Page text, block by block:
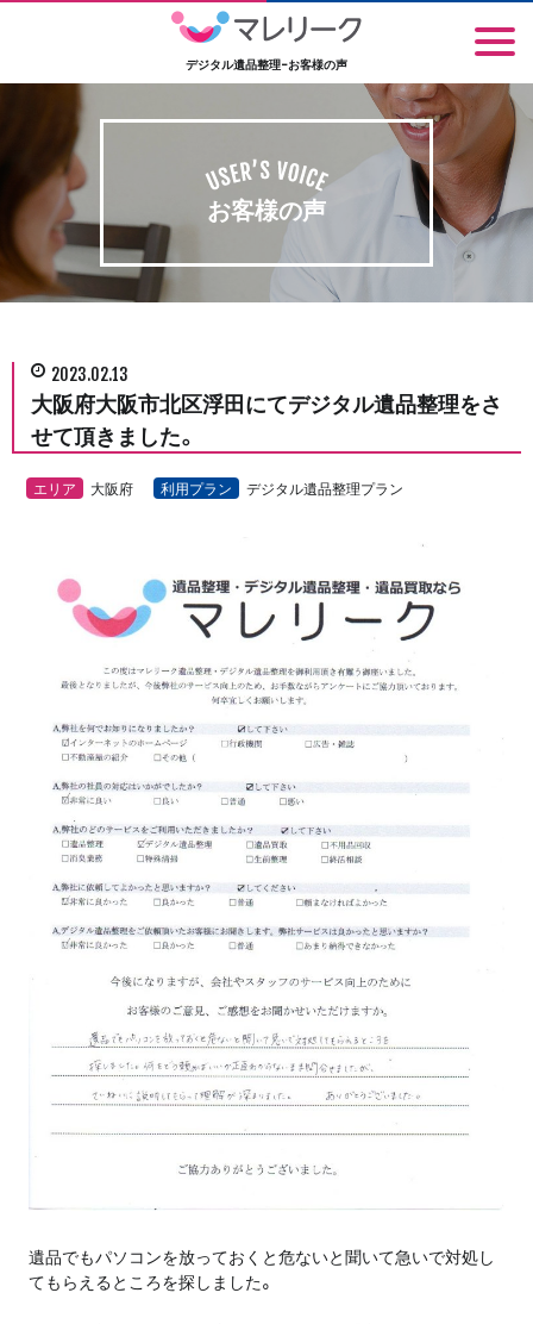
デジタル遺品整理-お客様の声
お客様の声
2023.02.13
大阪府大阪市北区浮田にてデジタル遺品整理をさ
せて頂きました。
エリア 大阪府 利用プラン デジタル遺品整理プラン
遺品でもパソコンを放っておくと危ないと聞いて急いで対処し
てもらえるところを探しました。